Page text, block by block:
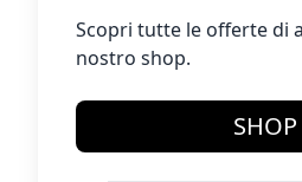
Scopri tutte le offerte di
nostro shop.
SHOP